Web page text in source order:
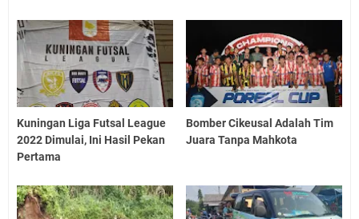
Kuningan Liga Futsal League
2022 Dimulai, Ini Hasil Pekan
Pertama
Bomber Cikeusal Adalah Tim
Juara Tanpa Mahkota